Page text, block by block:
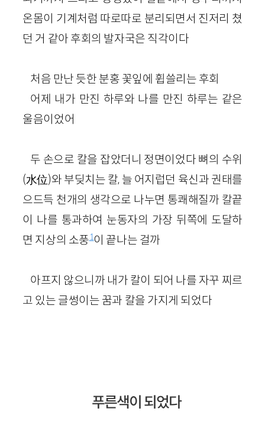
온몸이 기계처럼 따로따로 분리되면서 진저리 쳤
던 거 같아 후회의 발자국은 직각이다
처음 만난 듯한 분홍 꽃잎에 휩쓸리는 후회
어제 내가 만진 하루와 나를 만진 하루는 같은
울음이었어
두 손으로 칼을 잡았더니 정면이었다 뼈의 수위
(水位)와 부딪치는 칼, 늘 어지럽던 육신과 권태를
으드득 천개의 생각으로 나누면 통쾌해질까 칼끝
이 나를 통과하여 눈동자의 가장 뒤쪽에 도달하
면 지상의 소풍1이 끝나는 걸까
아프지 않으니까 내가 칼이 되어 나를 자꾸 찌르
고 있는 글썽이는 꿈과 칼을 가지게 되었다
푸른색이 되었다